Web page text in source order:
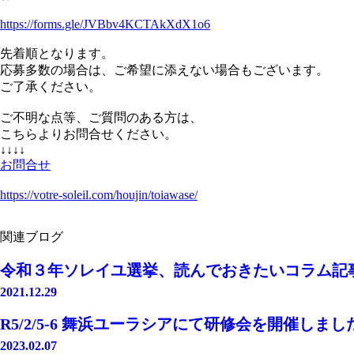
https://forms.gle/JVBbv4KCTAkXdX1o6
先着順となります。
応募多数の場合は、ご希望に添えない場合もございます。
ご了承ください。
ご不明な点等、ご質問のある方は、
こちらよりお問合せください。
↓↓↓↓
お問合せ
https://votre-soleil.com/houjin/toiawase/
関連ブログ
令和３年ソレイユ選挙、読んでおきたいコラム記
2021.12.29
R5/2/5-6 舞浜ユーラシアにて研修会を開催しま
2023.02.07